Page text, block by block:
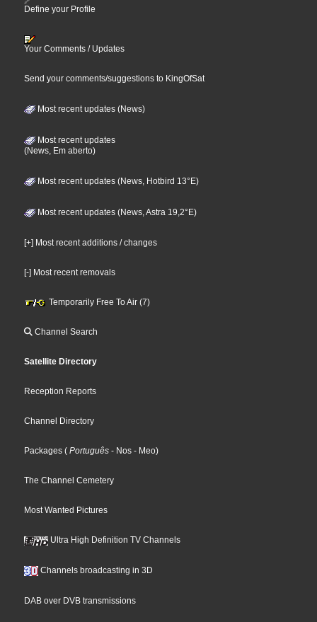
Define your Profile
Your Comments / Updates
Send your comments/suggestions to KingOfSat
Most recent updates (News)
Most recent updates
(News, Em aberto)
Most recent updates (News, Hotbird 13°E)
Most recent updates (News, Astra 19,2°E)
[+] Most recent additions / changes
[-] Most recent removals
Temporarily Free To Air (7)
Channel Search
Satellite Directory
Reception Reports
Channel Directory
Packages ( Português - Nos - Meo)
The Channel Cemetery
Most Wanted Pictures
Ultra High Definition TV Channels
Channels broadcasting in 3D
DAB over DVB transmissions